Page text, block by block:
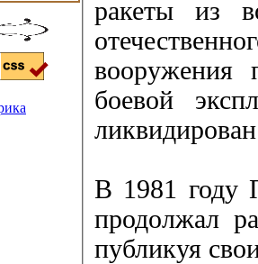
ракеты из
вооружения
боевой
В 1981 году
продолжал
публикуя